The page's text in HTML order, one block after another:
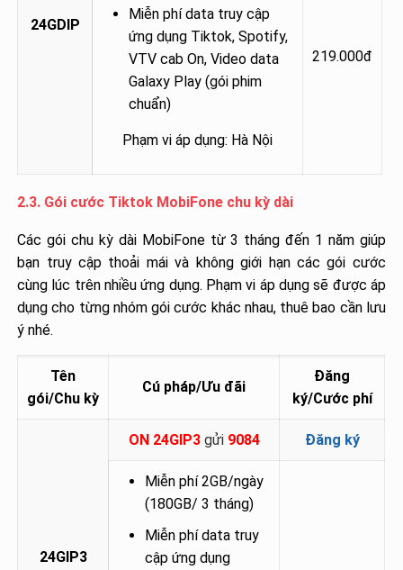
24GDIP
Miễn phí data truy cập
ứng dụng Tiktok, Spotify,
VTV cab On, Video data
Galaxy Play (gói phim
chuẩn)
Phạm vi áp dụng: Hà Nội
219.000đ
2.3. Gói cước Tiktok MobiFone chu kỳ dài
Các gói chu kỳ dài MobiFone từ 3 tháng đến 1 năm giúp
bạn truy cập thoải mái và không giới hạn các gói cước
cùng lúc trên nhiều ứng dụng. Phạm vi áp dụng sẽ được áp
dụng cho từng nhóm gói cước khác nhau, thuê bao cần lưu
ý nhé.
Tên
gói/Chu kỳ
Cú pháp/Ưu đãi
Đăng
ký/Cước phí
24GIP3
ON 24GIP3 gửi9084 Đăng ký
Miễn phí 2GB/ngày
(180GB/ 3 tháng)
Miễn phí data truy
cập ứng dụng